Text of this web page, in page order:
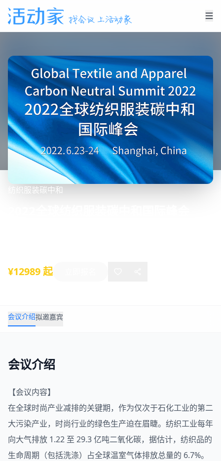
纺织服装碳中和
¥12989 起
会议介绍拟邀嘉宾
会议介绍
【会议内容】
在全球时尚产业减排的关键期，作为仅次于石化工业的第二
大污染产业，时尚行业的绿色生产迫在眉睫。 纺织工业每年
向大气排放 1.22 至 29.3 亿吨二氧化碳，据估计，纺织品的
生命周期（包括洗涤）占全球温室气体排放总量的 6.7%。